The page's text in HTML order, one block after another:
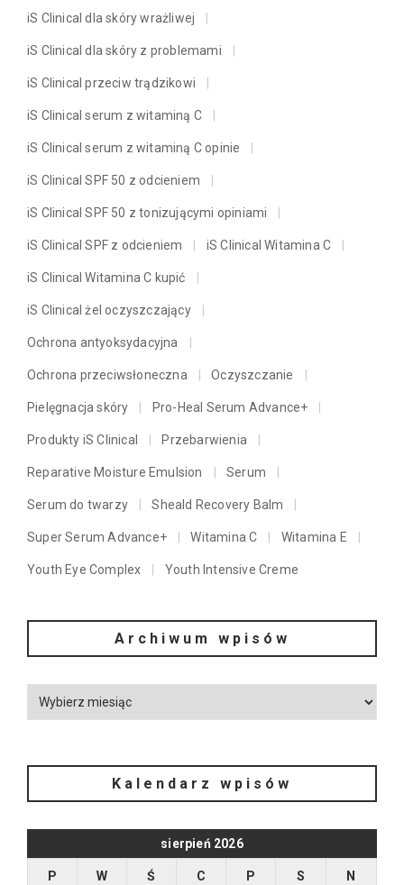
iS Clinical dla skóry wrażliwej
iS Clinical dla skóry z problemami
iS Clinical przeciw trądzikowi
iS Clinical serum z witaminą C
iS Clinical serum z witaminą C opinie
iS Clinical SPF 50 z odcieniem
iS Clinical SPF 50 z tonizującymi opiniami
iS Clinical SPF z odcieniem iS Clinical Witamina C
iS Clinical Witamina C kupić
iS Clinical żel oczyszczający
Ochrona antyoksydacyjna
Ochrona przeciwsłoneczna Oczyszczanie
Pielęgnacja skóry Pro-Heal Serum Advance+
Produkty iS Clinical Przebarwienia
Reparative Moisture Emulsion Serum
Serum do twarzy Sheald Recovery Balm
Super Serum Advance+ Witamina C Witamina E
Youth Eye Complex Youth Intensive Creme
Archiwum wpisów
Kalendarz wpisów
sierpień 2026
P W Ś C P S N